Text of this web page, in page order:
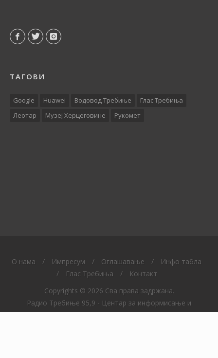
ТАГОВИ
Google Huawei Водовод Требиње
Глас Требиња
Леотар
Музеј Херцеговине Рукомет
O нама / Импресум / Оглашавање /
Инфо табла
/
Глас Требиња /
Контакт
Copyrights © 2026 Сва права задржана.
Радио Требиње 95,9 - Центар за информисање и
образовање